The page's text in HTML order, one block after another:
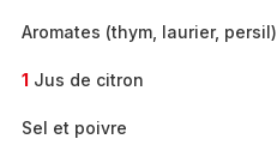
Aromates (thym, laurier, persil)
1 Jus de citron
Sel et poivre